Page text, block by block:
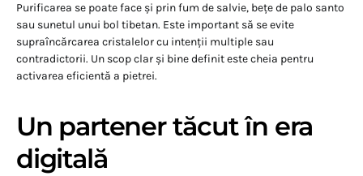
Purificarea se poate face și prin fum de salvie, bețe de palo santo
sau sunetul unui bol tibetan. Este important să se evite
supraîncărcarea cristalelor cu intenții multiple sau
contradictorii. Un scop clar și bine definit este cheia pentru
activarea eficientă a pietrei.
Un partener tăcut în era
digitală